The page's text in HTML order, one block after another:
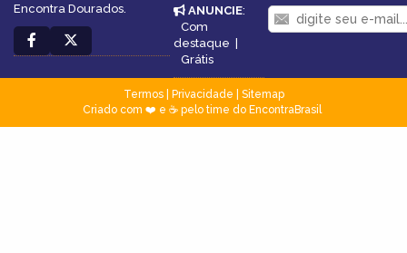
Encontra Dourados.
ANUNCIE:
Com
destaque |
Grátis
Termos| Privacidade
Sitemap
Criado com ❤️ e ☕ pelo time do EncontraBrasil